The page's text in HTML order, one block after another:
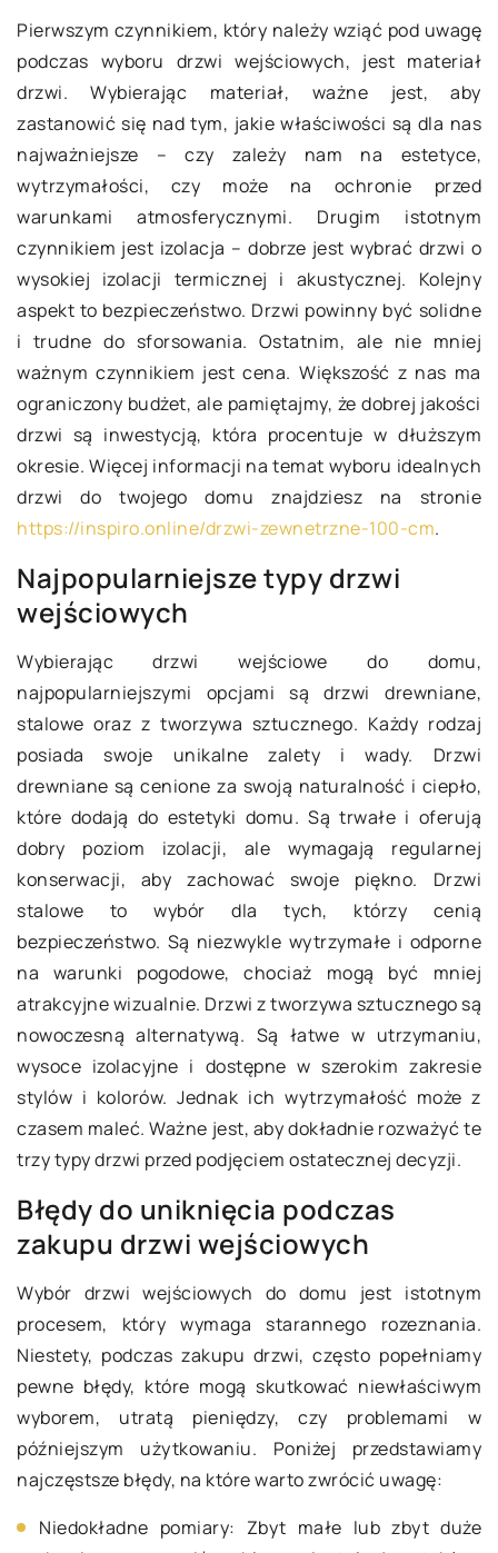
Pierwszym czynnikiem, który należy wziąć pod uwagę
podczas wyboru drzwi wejściowych, jest materiał
drzwi. Wybierając materiał, ważne jest, aby
zastanowić się nad tym, jakie właściwości są dla nas
najważniejsze – czy zależy nam na estetyce,
wytrzymałości, czy może na ochronie przed
warunkami atmosferycznymi. Drugim istotnym
czynnikiem jest izolacja – dobrze jest wybrać drzwi o
wysokiej izolacji termicznej i akustycznej. Kolejny
aspekt to bezpieczeństwo. Drzwi powinny być solidne
i trudne do sforsowania. Ostatnim, ale nie mniej
ważnym czynnikiem jest cena. Większość z nas ma
ograniczony budżet, ale pamiętajmy, że dobrej jakości
drzwi są inwestycją, która procentuje w dłuższym
okresie. Więcej informacji na temat wyboru idealnych
drzwi do twojego domu znajdziesz na stronie
https://inspiro.online/drzwi-zewnetrzne-100-cm.
Najpopularniejsze typy drzwi
wejściowych
Wybierając drzwi wejściowe do domu,
najpopularniejszymi opcjami są drzwi drewniane,
stalowe oraz z tworzywa sztucznego. Każdy rodzaj
posiada swoje unikalne zalety i wady. Drzwi
drewniane są cenione za swoją naturalność i ciepło,
które dodają do estetyki domu. Są trwałe i oferują
dobry poziom izolacji, ale wymagają regularnej
konserwacji, aby zachować swoje piękno. Drzwi
stalowe to wybór dla tych, którzy cenią
bezpieczeństwo. Są niezwykle wytrzymałe i odporne
na warunki pogodowe, chociaż mogą być mniej
atrakcyjne wizualnie. Drzwi z tworzywa sztucznego są
nowoczesną alternatywą. Są łatwe w utrzymaniu,
wysoce izolacyjne i dostępne w szerokim zakresie
stylów i kolorów. Jednak ich wytrzymałość może z
czasem maleć. Ważne jest, aby dokładnie rozważyć te
trzy typy drzwi przed podjęciem ostatecznej decyzji.
Błędy do uniknięcia podczas
zakupu drzwi wejściowych
Wybór drzwi wejściowych do domu jest istotnym
procesem, który wymaga starannego rozeznania.
Niestety, podczas zakupu drzwi, często popełniamy
pewne błędy, które mogą skutkować niewłaściwym
wyborem, utratą pieniędzy, czy problemami w
późniejszym użytkowaniu. Poniżej przedstawiamy
najczęstsze błędy, na które warto zwrócić uwagę:
Niedokładne pomiary: Zbyt małe lub zbyt duże